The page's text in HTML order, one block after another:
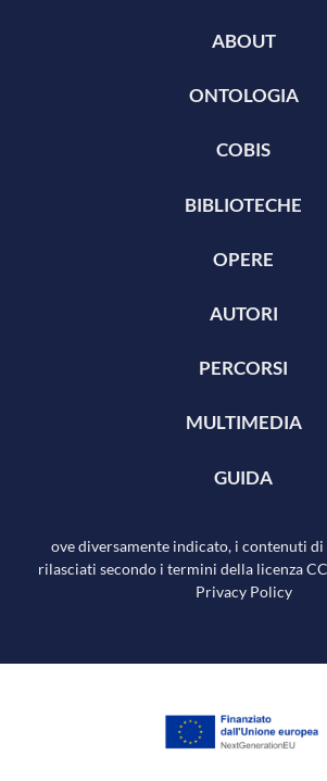
ABOUT
ONTOLOGIA
COBIS
BIBLIOTECHE
OPERE
AUTORI
PERCORSI
MULTIMEDIA
GUIDA
ove diversamente indicato, i contenuti di
rilasciati secondo i termini della licenza
Privacy Policy